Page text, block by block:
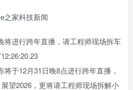
之家科技新闻
将进行跨年直播，请工程师现场拆车
于12月31日晚8点进行跨年直播，
望2026，更将请工程师现场拆解小